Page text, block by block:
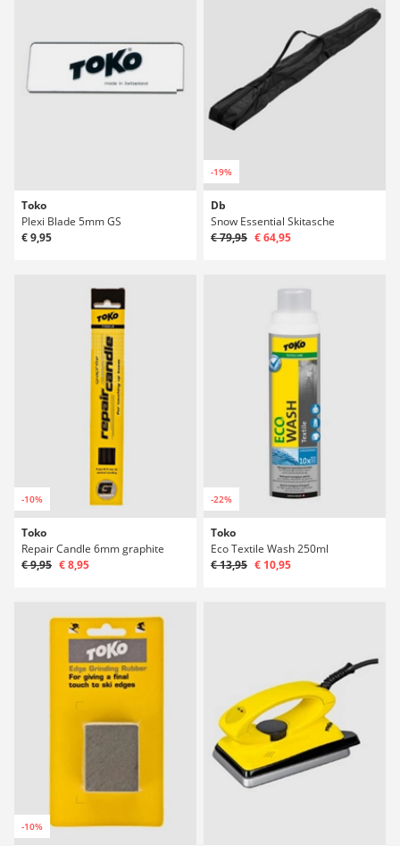
Toko
Plexi Blade 5mm GS
€ 9,95
-19%
Db
Snow Essential Skitasche
€ 79,95 € 64,95
-10%
Toko
Repair Candle 6mm graphite
€ 9,95 € 8,95
-22%
Toko
Eco Textile Wash 250ml
€ 13,95 € 10,95
-10%